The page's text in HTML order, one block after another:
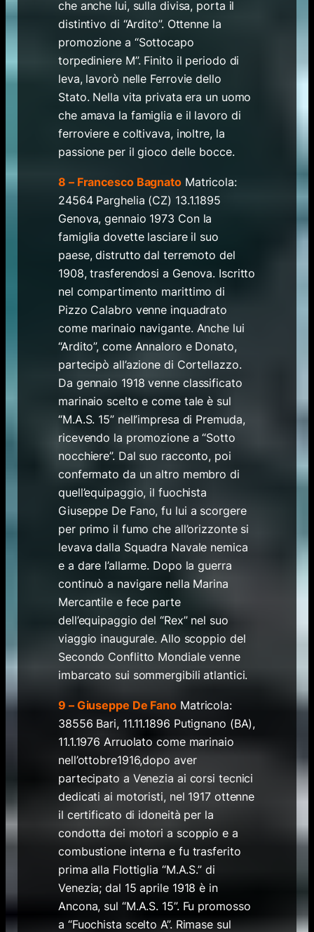
che anche lui, sulla divisa, porta il
distintivo di “Ardito”. Ottenne la
promozione a “Sottocapo
torpediniere M”. Finito il periodo di
leva, lavorò nelle Ferrovie dello
Stato. Nella vita privata era un uomo
che amava la famiglia e il lavoro di
ferroviere e coltivava, inoltre, la
passione per il gioco delle bocce.
8 – Francesco BagnatoMatricola:
24564 Parghelia (CZ) 13.1.1895
Genova, gennaio 1973 Con la
famiglia dovette lasciare il suo
paese, distrutto dal terremoto del
1908, trasferendosi a Genova. Iscritto
nel compartimento marittimo di
Pizzo Calabro venne inquadrato
come marinaio navigante. Anche lui
“Ardito”, come Annaloro e Donato,
partecipò all’azione di Cortellazzo.
Da gennaio 1918 venne classificato
marinaio scelto e come tale è sul
“M.A.S. 15” nell’impresa di Premuda,
ricevendo la promozione a “Sotto
nocchiere”. Dal suo racconto, poi
confermato da un altro membro di
quell’equipaggio, il fuochista
Giuseppe De Fano, fu lui a scorgere
per primo il fumo che all’orizzonte si
levava dalla Squadra Navale nemica
e a dare l’allarme. Dopo la guerra
continuò a navigare nella Marina
Mercantile e fece parte
dell’equipaggio del “Rex” nel suo
viaggio inaugurale. Allo scoppio del
Secondo Conflitto Mondiale venne
imbarcato sui sommergibili atlantici.
9 – Giuseppe De Fano Matricola:
38556 Bari, 11.11.1896 Putignano (BA),
11.1.1976 Arruolato come marinaio
nell’ottobre1916,dopo aver
partecipato a Venezia ai corsi tecnici
dedicati ai motoristi, nel 1917 ottenne
il certificato di idoneità per la
condotta dei motori a scoppio e a
combustione interna e fu trasferito
prima alla Flottiglia “M.A.S.” di
Venezia; dal 15 aprile 1918 è in
Ancona, sul “M.A.S. 15”. Fu promosso
a “Fuochista scelto A”. Rimase sul